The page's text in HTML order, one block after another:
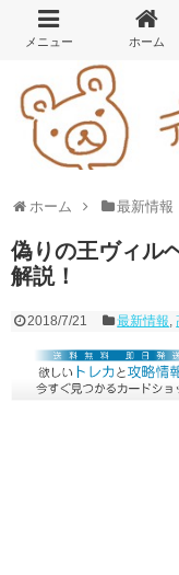
ホーム 最新情報
偽りの王ヴィル
解説！
2018/7/21 最新情報,